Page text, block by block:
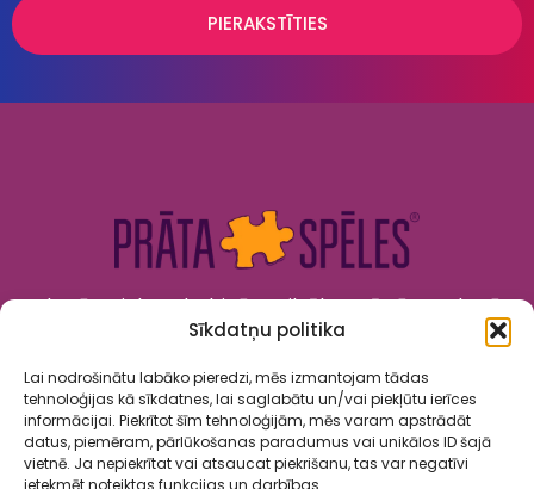
Sīkdatņu politika
Lai nodrošinātu labāko pieredzi, mēs izmantojam tādas
tehnoloģijas kā sīkdatnes, lai saglabātu un/vai piekļūtu ierīces
informācijai. Piekrītot šīm tehnoloģijām, mēs varam apstrādāt
datus, piemēram, pārlūkošanas paradumus vai unikālos ID šajā
vietnē. Ja nepiekrītat vai atsaucat piekrišanu, tas var negatīvi
ietekmēt noteiktas funkcijas un darbības.
PIERAKSTĪTIES
Kad prāts tiek nodarbināts, cilvēks attīstās. Kad prāts
tiek izklaidēts, cilvēks jūtas priecīgs un laimīgs. “Prāta